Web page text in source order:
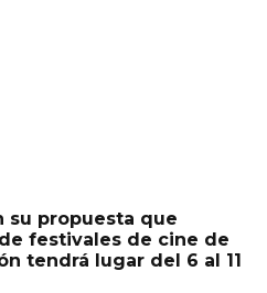
su propuesta que
festivales de cine de
tendrá lugar del 6 al 11